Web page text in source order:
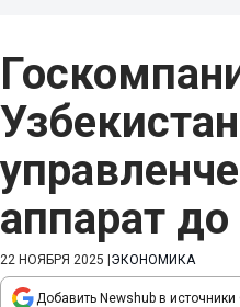
аппарат до
22 НОЯБРЯ 2025 ЭКОНОМИКА
Добавить Newshub в источники